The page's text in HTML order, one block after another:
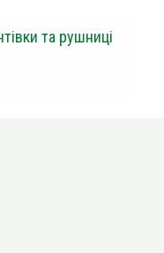
та рушниці